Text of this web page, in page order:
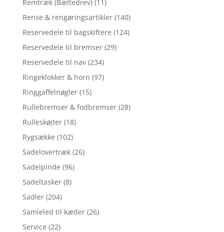
Remtræk (Bæltedrev) (11)
Rense & rengøringsartikler (140)
Reservedele til bagskiftere (124)
Reservedele til bremser (29)
Reservedele til nav (234)
Ringeklokker & horn (97)
Ringgaffelnøgler (15)
Rullebremser & fodbremser (28)
Rulleskøjter (18)
Rygsække (102)
Sadelovertræk (26)
Sadelpinde (96)
Sadeltasker (8)
Sadler (204)
Samleled til kæder (26)
Service (22)